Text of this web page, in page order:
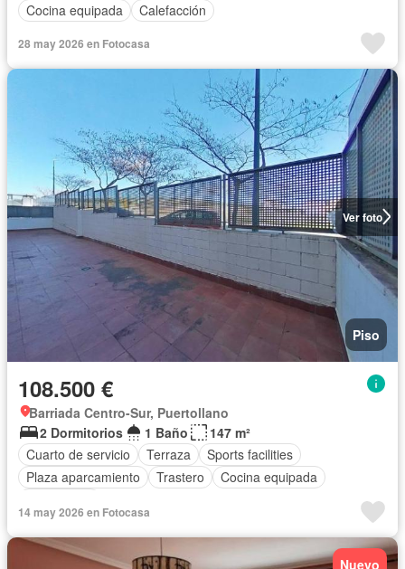
Cocina equipada
Calefacción
28 may 2026 en Fotocasa
Ver foto
Piso
108.500 €
Barriada Centro-Sur, Puertollano
2 Dormitorios
1 Baño
147 m²
Cuarto de servicio
Terraza
Sports facilities
Plaza aparcamiento
Trastero
Cocina equipada
14 may 2026 en Fotocasa
Nuevo